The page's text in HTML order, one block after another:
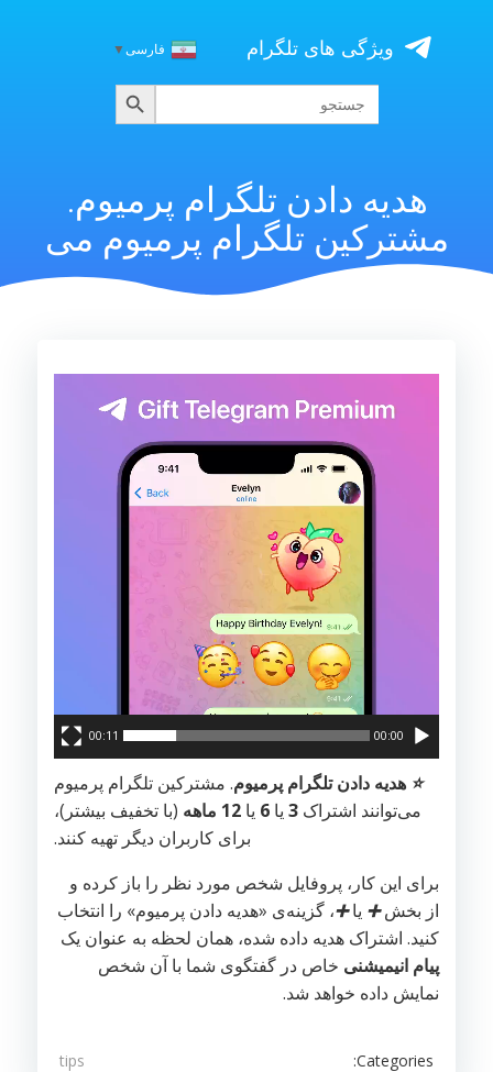
content
ویژگی های تلگرام فارسی▼
جستجو
برای:
جستجو
هدیه دادن تلگرام پرمیوم.
مشترکین تلگرام پرمیوم می
00:00
00:11
⭐️ هدیه دادن تلگرام پرمیوم. مشترکین تلگرام پرمیوم
می‌توانند اشتراک 3 یا 6 یا 12 ماهه
(با تخفیف بیشتر)،
برای کاربران دیگر تهیه کنند.
برای این کار، پروفایل شخص مورد نظر را باز کرده و
از بخش➕ یا➕، گزینه‌ی «هدیه دادن پرمیوم» را انتخاب
کنید. اشتراک هدیه داده شده، همان لحظه به عنوان یک
پیام انیمیشنی خاص در گفتگوی شما با آن شخص
نمایش داده خواهد شد.
Categories:
tips